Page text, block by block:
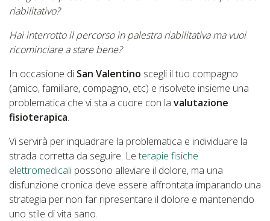
riabilitativo?
Hai interrotto il percorso in palestra riabilitativa ma vuoi
ricominciare a stare bene?
In occasione di San Valentino scegli il tuo compagno
(amico, familiare, compagno, etc) e risolvete insieme una
problematica che vi sta a cuore con la valutazione
fisioterapica.
Vi servirà per inquadrare la problematica e individuare la
strada corretta da seguire. Leterapie fisiche
elettromedicali possono alleviare il dolore, ma una
disfunzione cronica deve essere affrontata imparando una
strategia per non far ripresentare il dolore e mantenendo
uno stile di vita sano.